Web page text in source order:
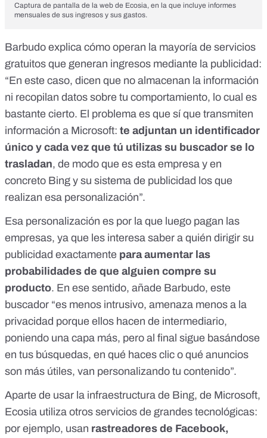
Captura de pantalla de la web de Ecosia, en la que incluye informes
mensuales de sus ingresos y sus gastos.
Barbudo explica cómo operan la mayoría de servicios
gratuitos que generan ingresos mediante la publicidad:
“En este caso, dicen que no almacenan la información
ni recopilan datos sobre tu comportamiento, lo cual es
bastante cierto. El problema es que sí que transmiten
información a Microsoft: te adjuntan un identificador
único y cada vez que tú utilizas su buscador se lo
trasladan, de modo que es esta empresa y en
concreto Bing y su sistema de publicidad los que
realizan esa personalización”.
Esa personalización es por la que luego pagan las
empresas, ya que les interesa saber a quién dirigir su
publicidad exactamente para aumentar las
probabilidades de que alguien compre su
producto. En ese sentido, añade Barbudo, este
buscador “es menos intrusivo, amenaza menos a la
privacidad porque ellos hacen de intermediario,
poniendo una capa más, pero al final sigue basándose
en tus búsquedas, en qué haces clic o qué anuncios
son más útiles, van personalizando tu contenido”.
Aparte de usar la infraestructura de Bing, de Microsoft,
Ecosia utiliza otros servicios de grandes tecnológicas:
por ejemplo, usan rastreadores de Facebook,